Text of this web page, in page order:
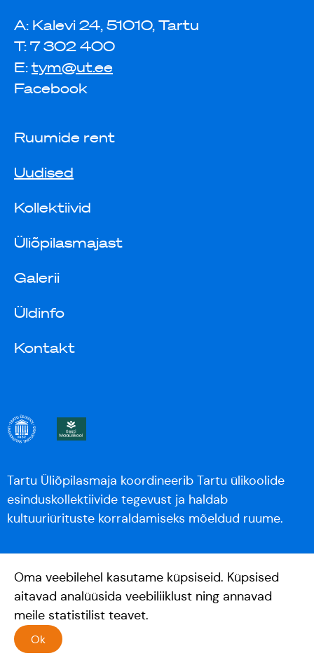
A: Kalevi 24, 51010, Tartu
T: 7 302 400
E: tym@ut.ee
Facebook
Ruumide rent
Uudised
Kollektiivid
Üliõpilasmajast
Galerii
Üldinfo
Kontakt
Tartu Üliõpilasmaja koordineerib Tartu ülikoolide
esinduskollektiivide tegevust ja haldab
kultuuriürituste korraldamiseks mõeldud ruume.
Oma veebilehel kasutame küpsiseid. Küpsised
aitavad analüüsida veebiliiklust ning annavad
meile statistilist teavet.
Ok